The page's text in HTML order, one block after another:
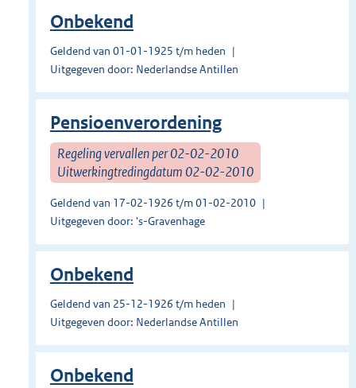
Onbekend
Geldend van 01-01-1925 t/m heden
Uitgegeven door: Nederlandse Antillen
Pensioenverordening
Regeling vervallen per 02-02-2010
Uitwerkingtredingdatum 02-02-2010
Geldend van 17-02-1926 t/m 01-02-2010
Uitgegeven door: 's-Gravenhage
Onbekend
Geldend van 25-12-1926 t/m heden
Uitgegeven door: Nederlandse Antillen
Onbekend